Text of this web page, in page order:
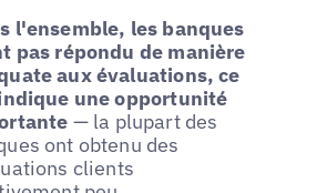
l'ensemble, les banques
pas répondu de manière
aux évaluations, ce
une opportunité
— la plupart des
ont obtenu des
clients